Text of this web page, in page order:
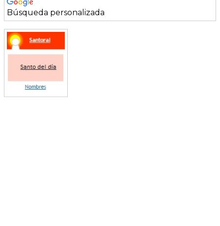
Búsqueda personalizada